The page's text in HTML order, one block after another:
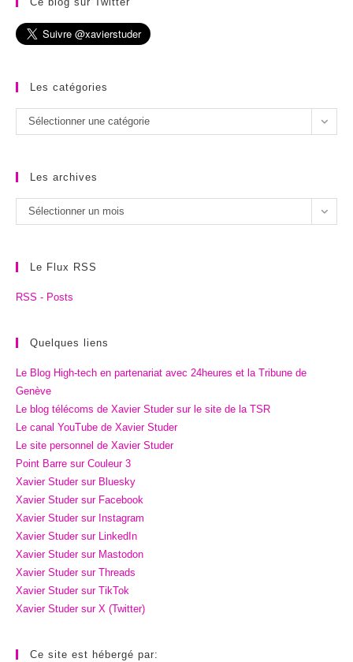
Les catégories
Les
catégories
Sélectionner une catégorie
Les archives
Les
archives
Sélectionner un mois
Le Flux RSS
RSS - Posts
Quelques liens
Le Blog High-tech en partenariat avec 24heures et la Tribune de
Genève
Le blog télécoms de Xavier Studer sur le site de la TSR
Le canal YouTube de Xavier Studer
Le site personnel de Xavier Studer
Point Barre sur Couleur 3
Xavier Studer sur Bluesky
Xavier Studer sur Facebook
Xavier Studer sur Instagram
Xavier Studer sur LinkedIn
Xavier Studer sur Mastodon
Xavier Studer sur Threads
Xavier Studer sur TikTok
Xavier Studer sur X (Twitter)
Ce site est hébergé par: